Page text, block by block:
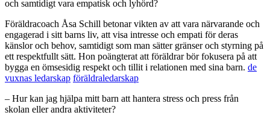
och samtidigt vara empatisk och lyhörd?
Föräldracoach Åsa Schill betonar vikten av att vara närvarande och
engagerad i sitt barns liv, att visa intresse och empati för deras
känslor och behov, samtidigt som man sätter gränser och styrning på
ett respektfullt sätt. Hon poängterat att föräldrar bör fokusera på att
bygga en ömsesidig respekt och tillit i relationen med sina barn. de
vuxnas ledarskap föräldraledarskap
– Hur kan jag hjälpa mitt barn att hantera stress och press från
skolan eller andra aktiviteter?